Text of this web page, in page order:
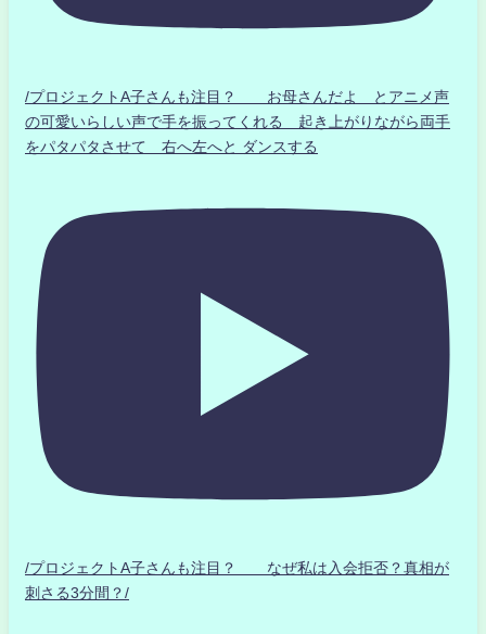
/プロジェクトA子さんも注目？ お母さんだよ とアニメ声
の可愛いらしい声で手を振ってくれる 起き上がりながら両手
をパタパタさせて 右へ左へと ダンスする
/プロジェクトA子さんも注目？ なぜ私は入会拒否？真相が
刺さる3分間？/